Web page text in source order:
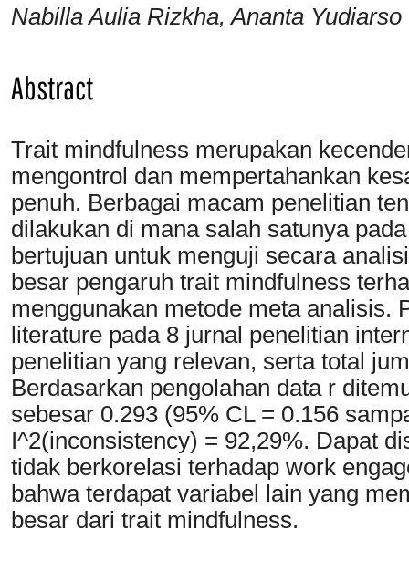
Nabilla Aulia Rizkha, Ananta Yudiarso
Abstract
Trait mindfulness merupakan
mengontrol dan mempertahankan
penuh. Berbagai macam penelitian
dilakukan di mana salah satunya
bertujuan untuk menguji secara
besar pengaruh trait mindfulness
menggunakan metode meta analisis.
literature pada 8 jurnal penelitian
penelitian yang relevan, serta total
Berdasarkan pengolahan data r
sebesar 0.293 (95% CL = 0.156
I^2(inconsistency) = 92,29%. Dapat
tidak berkorelasi terhadap work
bahwa terdapat variabel lain yang
besar dari trait mindfulness.